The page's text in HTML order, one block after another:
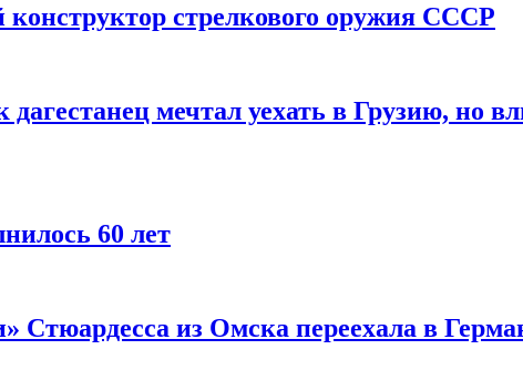
стрелкового оружия СССР
мечтал уехать в Грузию, но
60 лет
Стюардесса из Омска переехала в